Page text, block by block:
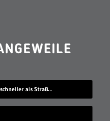
Mann läuft Linienstrecke schneller als Straßenbahn